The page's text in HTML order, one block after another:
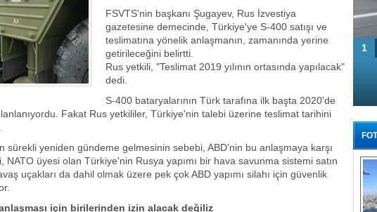
FSVTS'nin başkanı Şugayev, Rus İzvestiya
gazetesine demecinde, Türkiye'ye S-400 satışı ve
teslimatına yönelik anlaşmanın, zamanında yerine
getirileceğini belirtti.
Rus yetkili, "Teslimat 2019 yılının ortasında yapılacak"
dedi.
S-400 bataryalarının Türk tarafına ilk başta 2020'de
Fakat Rus yetkililer, Türkiye'nin talebi üzerine teslimat tarihini
sürekli yeniden gündeme gelmesinin sebebi, ABD'nin bu anlaşmaya karşı
NATO üyesi olan Türkiye'nin Rusya yapımı bir hava savunma sistemi satın
uçakları da dahil olmak üzere pek çok ABD yapımı silahı için güvenlik
için birilerinden izin alacak değiliz
1